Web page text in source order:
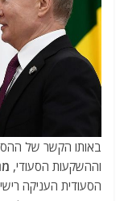
באותו הקשר של
וההשקעות הסעודי,
הסעודית העניקה